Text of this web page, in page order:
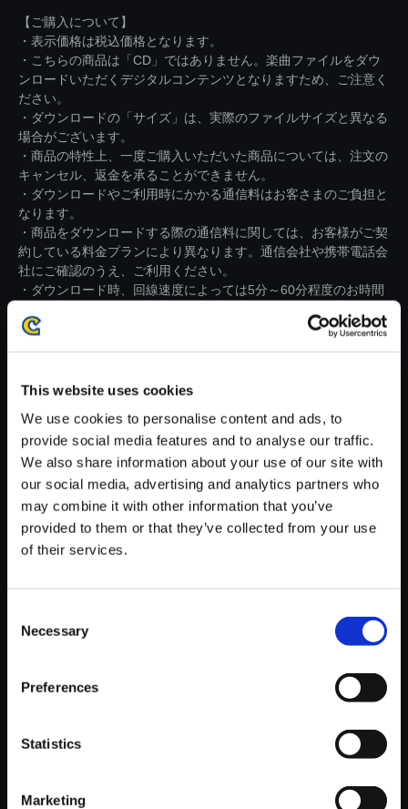
This website uses cookies
We use cookies to personalise content and ads, to
provide social media features and to analyse our traffic.
We also share information about your use of our site with
our social media, advertising and analytics partners who
may combine it with other information that you’ve
provided to them or that they’ve collected from your use
of their services.
Selection
Necessary
Preferences
Statistics
Marketing
【ご購入について】
・表示価格は税込価格となります。
・こちらの商品は「CD」ではありません。楽曲ファイルをダウ
ンロードいただくデジタルコンテンツとなりますため、ご注意く
ださい。
・ダウンロードの「サイズ」は、実際のファイルサイズと異なる
場合がございます。
・商品の特性上、一度ご購入いただいた商品については、注文の
キャンセル、返金を承ることができません。
・ダウンロードやご利用時にかかる通信料はお客さまのご負担と
なります。
・商品をダウンロードする際の通信料に関しては、お客様がご契
約している料金プランにより異なります。通信会社や携帯電話会
社にご確認のうえ、ご利用ください。
・ダウンロード時、回線速度によっては5分～60分程度のお時間
※ご購入いただいたファイルのダウンロードの際には、通信環境
【単曲】ヴァンパイア サウンド
BOX BISHAMON Stage (Japa
n)
おすすめ商品